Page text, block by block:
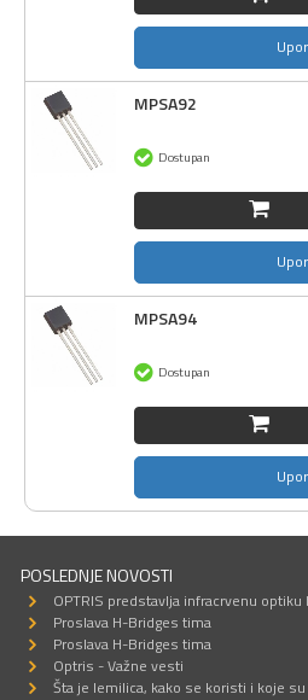
MPSA92
Dostupan
MPSA94
Dostupan
POSLEDNJE NOVOSTI
OPTRIS predstavlja infracrvenu
Proslava H-Bridges tima
Proslava H-Bridges tima
Optris - Važne vesti
Šta je lemilica, kako se koristi i koje